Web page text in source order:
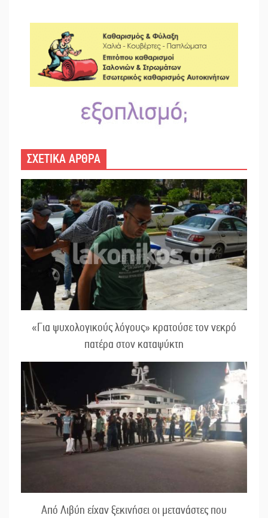
ΣΧΕΤΙΚΑ ΑΡΘΡΑ
«Για ψυχολογικούς λόγους» κρατούσε τον νεκρό
πατέρα στον καταψύκτη
Από Λιβύη είχαν ξεκινήσει οι μετανάστες που